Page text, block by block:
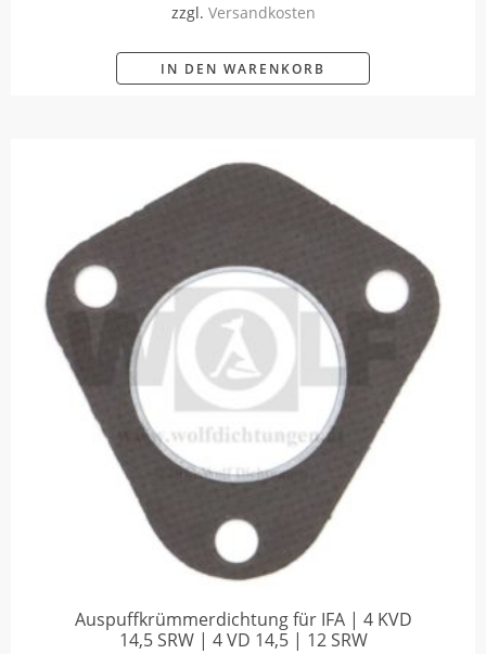
zzgl. Versandkosten
IN DEN WARENKORB
Auspuffkrümmerdichtung für IFA | 4 KVD
14,5 SRW | 4 VD 14,5 | 12 SRW